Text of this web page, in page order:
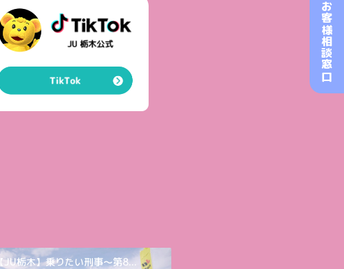
お客様相談窓口
【JU栃木】乗りたい刑事～第8...